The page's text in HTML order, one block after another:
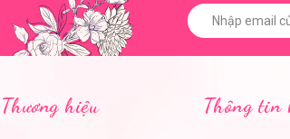
Thương hiệu Thông tin